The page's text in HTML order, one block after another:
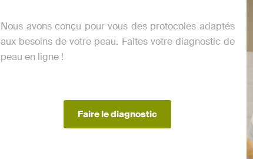
Nous avons conçu pour vous des protocoles adaptés
aux besoins de votre peau. Faites votre diagnostic de
peau en ligne !
Faire le diagnostic